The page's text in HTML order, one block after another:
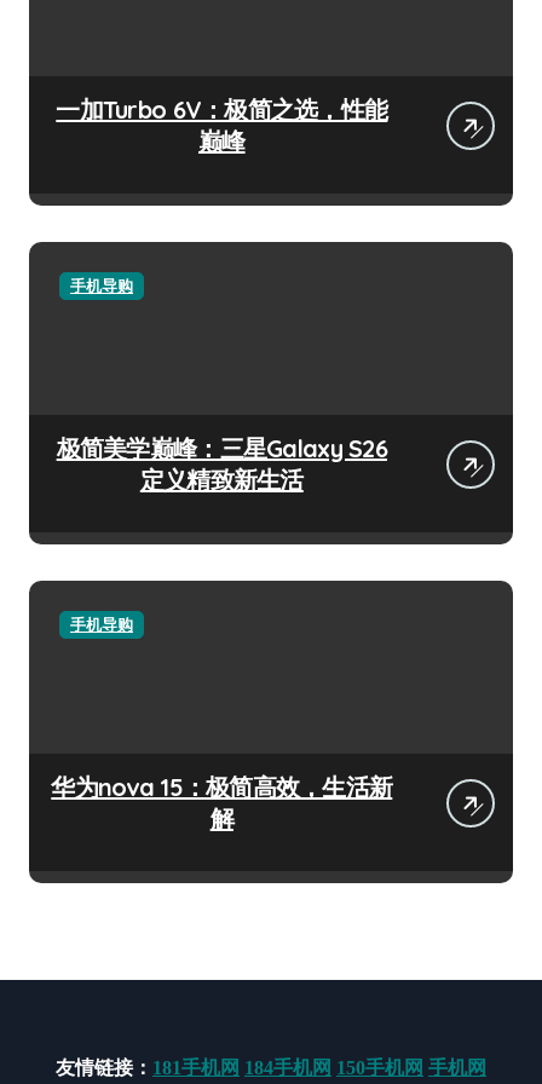
一加Turbo 6V：极简之选，性能
巅峰
手机导购
极简美学巅峰：三星Galaxy S26
定义精致新生活
手机导购
华为nova 15：极简高效，生活新
解
友情链接： 181手机网 184手机网 150手机网 手机网